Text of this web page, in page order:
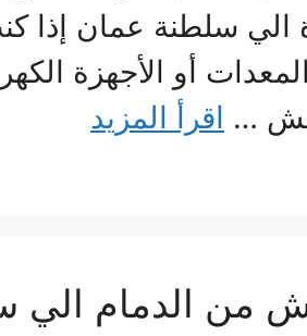
سلطنة عمان إذا كنت
أو الأجهزة
… اقرأ المزيد
الي سلطنة